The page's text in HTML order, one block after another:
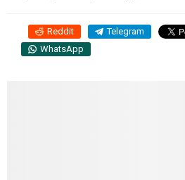
Reddit Telegram
WhatsApp